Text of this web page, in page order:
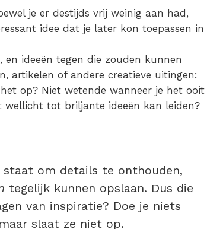
je er destijds vrij weinig aan had,
idee dat je later kon toepassen in
ideeën tegen die zouden kunnen
artikelen of andere creatieve uitingen:
op? Niet wetende wanneer je het ooit
tot briljante ideeën kan leiden?
staat om details te onthouden,
tegelijk kunnen opslaan. Dus die
van inspiratie? Doe je niets
slaat ze niet op.